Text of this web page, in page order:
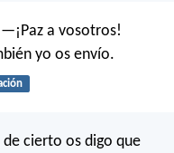
—¡Paz a vosotros!
yo os envío.
cierto os digo que